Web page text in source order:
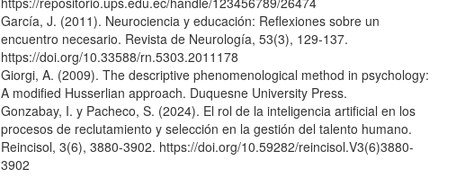
García, J. (2011). Neurociencia y educación: Reflexiones sobre un
encuentro necesario. Revista de Neurología, 53(3), 129-137.
https://doi.org/10.33588/rn.5303.2011178
Giorgi, A. (2009). The descriptive phenomenological method in psychology:
A modified Husserlian approach. Duquesne University Press.
Gonzabay, I. y Pacheco, S. (2024). El rol de la inteligencia artificial en los
procesos de reclutamiento y selección en la gestión del talento humano.
Reincisol, 3(6), 3880-3902. https://doi.org/10.59282/reincisol.V3(6)3880-
3902